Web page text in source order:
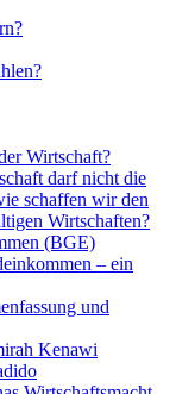
Wirtschaft?
darf nicht die
schaffen wir den
Wirtschaften?
(BGE)
– ein
und
Kenawi